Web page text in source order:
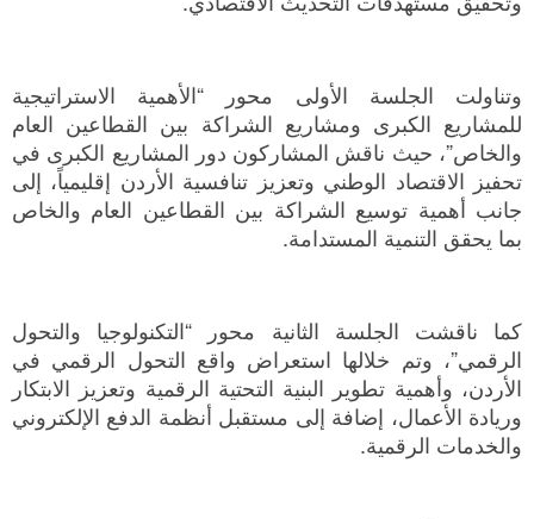
وتناولت الجلسة الأولى محور “الأهمية الاستراتيجية
للمشاريع الكبرى ومشاريع الشراكة بين القطاعين العام
والخاص”، حيث ناقش المشاركون دور المشاريع الكبرى في
تحفيز الاقتصاد الوطني وتعزيز تنافسية الأردن إقليمياً، إلى
جانب أهمية توسيع الشراكة بين القطاعين العام والخاص
بما يحقق التنمية المستدامة.
كما ناقشت الجلسة الثانية محور “التكنولوجيا والتحول
الرقمي”، وتم خلالها استعراض واقع التحول الرقمي في
الأردن، وأهمية تطوير البنية التحتية الرقمية وتعزيز الابتكار
وريادة الأعمال، إضافة إلى مستقبل أنظمة الدفع الإلكتروني
والخدمات الرقمية.